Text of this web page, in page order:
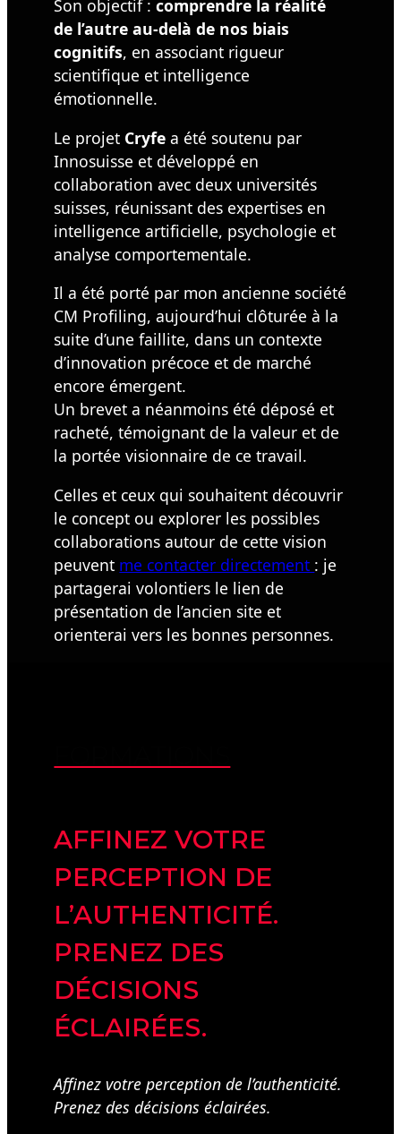
Son objectif :comprendre la réalité
de l’autre au-delà de nos biais
cognitifs, en associant rigueur
scientifique et intelligence
émotionnelle.
Le projet Cryfe a été soutenu par
Innosuisse et développé en
collaboration avec deux universités
suisses, réunissant des expertises en
intelligence artificielle, psychologie et
analyse comportementale.
Il a été porté par mon ancienne société
CM Profiling, aujourd’hui clôturée à la
suite d’une faillite, dans un contexte
d’innovation précoce et de marché
encore émergent.
Un brevet a néanmoins été déposé et
racheté, témoignant de la valeur et de
la portée visionnaire de ce travail.
Celles et ceux qui souhaitent découvrir
le concept ou explorer les possibles
collaborations autour de cette vision
peuvent me contacter directement : je
partagerai volontiers le lien de
présentation de l’ancien site et
orienterai vers les bonnes personnes.
AFFINEZ VOTRE
PERCEPTION DE
L’AUTHENTICITÉ.
PRENEZ DES
DÉCISIONS
ÉCLAIRÉES.
Affinez votre perception de l’authenticité.
Prenez des décisions éclairées.